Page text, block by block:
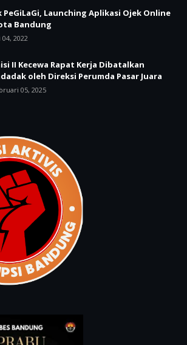
PeGiLaGi, Launching Aplikasi Ojek Online
Bandung
04, 2022
II Kecewa Rapat Kerja Dibatalkan
oleh Direksi Perumda Pasar Juara
05, 2025